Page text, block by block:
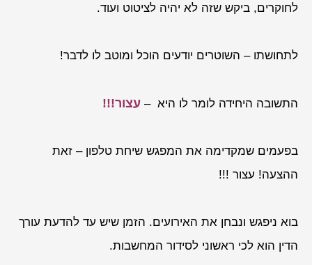
לחוקרים, ביקש שזה לא יהיה לציטוט ועוד.
לתחושתו – השוטרים יודעים הוכל ומוטב לו לדבר!
התשובה היחידה לומר לו היא – עצור!!!
בפעמים שמקדימה את המפגש שיחת טלפון – זאת
ההצעה! עצור !!!
בוא ניפגש ונבחן את האירועים. הזמן שיש עד להדעת עורך
הדין הוא לכי ראשוני לסידור המחשבות.